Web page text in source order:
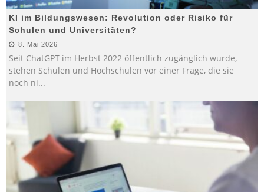
KI im Bildungswesen: Revolution oder Risiko für
Schulen und Universitäten?
8. Mai 2026
Seit ChatGPT im Herbst 2022 öffentlich zugänglich wurde,
stehen Schulen und Hochschulen vor einer Frage, die sie
noch ni...